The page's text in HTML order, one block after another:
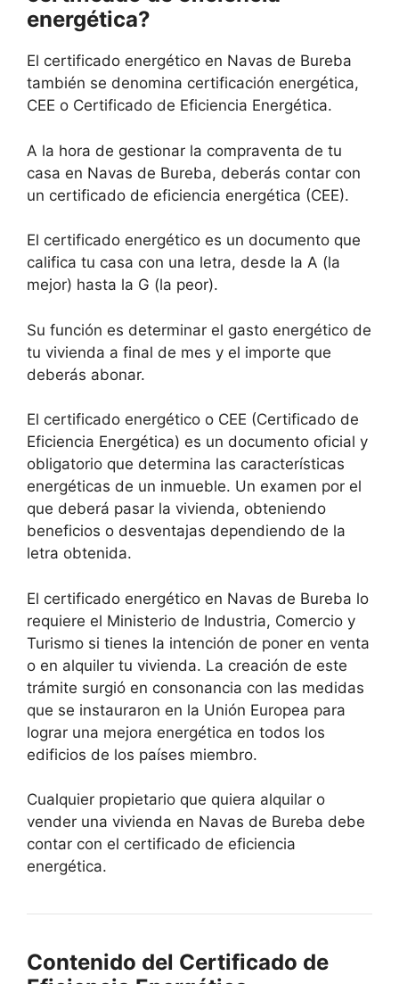
energética?
El certificado energético en Navas de Bureba
también se denomina certificación energética,
CEE o Certificado de Eficiencia Energética.
A la hora de gestionar la compraventa de tu
casa en Navas de Bureba, deberás contar con
un certificado de eficiencia energética (CEE).
El certificado energético es un documento que
califica tu casa con una letra, desde la A (la
mejor) hasta la G (la peor).
Su función es determinar el gasto energético de
tu vivienda a final de mes y el importe que
deberás abonar.
El certificado energético o CEE (Certificado de
Eficiencia Energética) es un documento oficial y
obligatorio que determina las características
energéticas de un inmueble. Un examen por el
que deberá pasar la vivienda, obteniendo
beneficios o desventajas dependiendo de la
letra obtenida.
El certificado energético en Navas de Bureba lo
requiere el Ministerio de Industria, Comercio y
Turismo si tienes la intención de poner en venta
o en alquiler tu vivienda. La creación de este
trámite surgió en consonancia con las medidas
que se instauraron en la Unión Europea para
lograr una mejora energética en todos los
edificios de los países miembro.
Cualquier propietario que quiera alquilar o
vender una vivienda en Navas de Bureba debe
contar con el certificado de eficiencia
energética.
Contenido del Certificado de